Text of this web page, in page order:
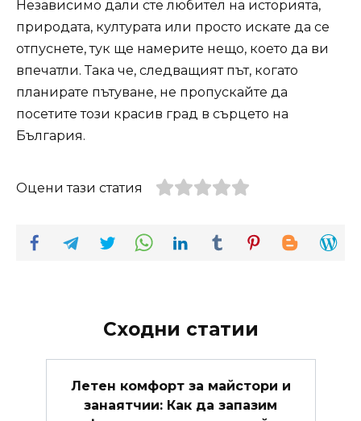
Независимо дали сте любител на историята,
природата, културата или просто искате да се
отпуснете, тук ще намерите нещо, което да ви
впечатли. Така че, следващият път, когато
планирате пътуване, не пропускайте да
посетите този красив град в сърцето на
България.
Оцени тази статия
Сходни статии
Летен комфорт за майстори и
занаятчии: Как да запазим